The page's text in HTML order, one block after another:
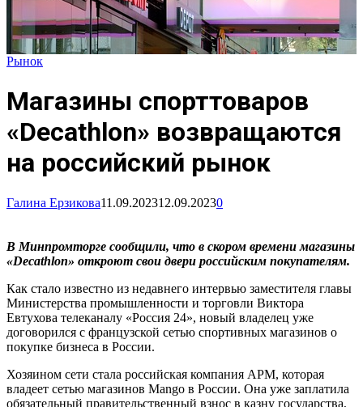
Рынок
Магазины спорттоваров
«Decathlon» возвращаются
на российский рынок
Галина Ерзикова11.09.202312.09.20230
В Минпромторге сообщили, что в скором времени магазины
«Decathlon» откроют свои двери российским покупателям.
Как стало известно из недавнего интервью заместителя главы
Министерства промышленности и торговли Виктора
Евтухова телеканалу «Россия 24», новый владелец уже
договорился с французской сетью спортивных магазинов о
покупке бизнеса в России.
Хозяином сети стала российская компания APM, которая
владеет сетью магазинов Mango в России. Она уже заплатила
обязательный правительственный взнос в казну государства,